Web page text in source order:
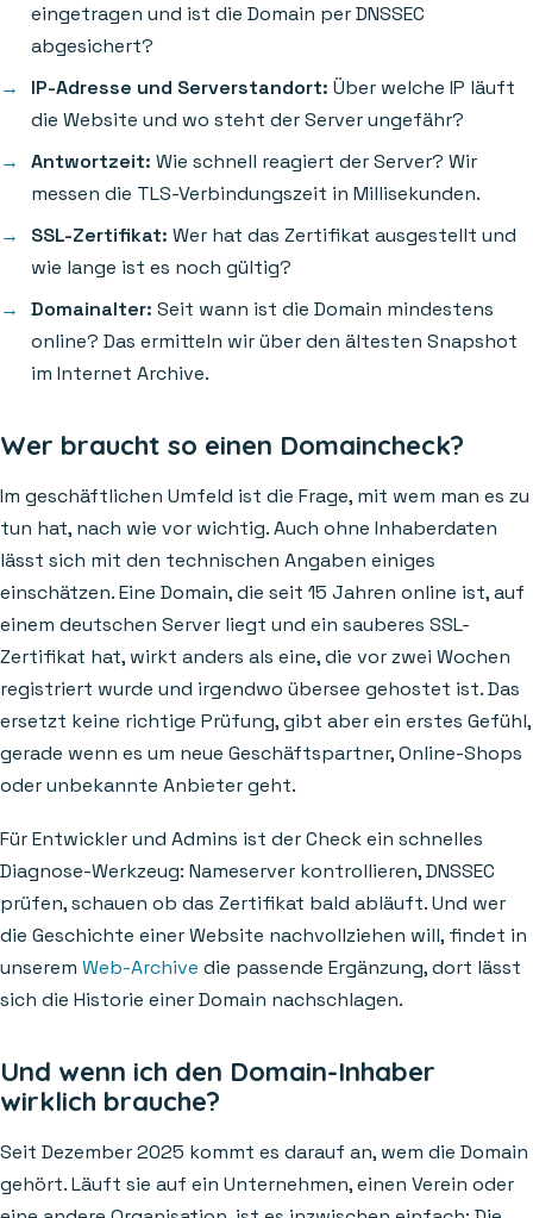
eingetragen und ist die Domain per DNSSEC
abgesichert?
IP-Adresse und Serverstandort: Über welche IP läuft
die Website und wo steht der Server ungefähr?
Antwortzeit: Wie schnell reagiert der Server? Wir
messen die TLS-Verbindungszeit in Millisekunden.
SSL-Zertifikat: Wer hat das Zertifikat ausgestellt und
wie lange ist es noch gültig?
Domainalter: Seit wann ist die Domain mindestens
online? Das ermitteln wir über den ältesten Snapshot
im Internet Archive.
Wer braucht so einen Domaincheck?
Im geschäftlichen Umfeld ist die Frage, mit wem man es zu
tun hat, nach wie vor wichtig. Auch ohne Inhaberdaten
lässt sich mit den technischen Angaben einiges
einschätzen. Eine Domain, die seit 15 Jahren online ist, auf
einem deutschen Server liegt und ein sauberes SSL-
Zertifikat hat, wirkt anders als eine, die vor zwei Wochen
registriert wurde und irgendwo übersee gehostet ist. Das
ersetzt keine richtige Prüfung, gibt aber ein erstes Gefühl,
gerade wenn es um neue Geschäftspartner, Online-Shops
oder unbekannte Anbieter geht.
Für Entwickler und Admins ist der Check ein schnelles
Diagnose-Werkzeug: Nameserver kontrollieren, DNSSEC
prüfen, schauen ob das Zertifikat bald abläuft. Und wer
die Geschichte einer Website nachvollziehen will, findet in
unserem Web-Archive die passende Ergänzung, dort lässt
sich die Historie einer Domain nachschlagen.
Und wenn ich den Domain-Inhaber
wirklich brauche?
Seit Dezember 2025 kommt es darauf an, wem die Domain
gehört. Läuft sie auf ein Unternehmen, einen Verein oder